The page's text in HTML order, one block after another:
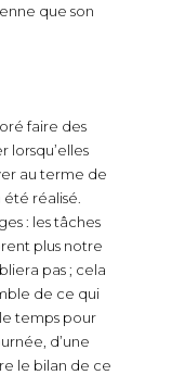
que son
faire des
lorsqu’elles
au terme de
réalisé.
: les tâches
plus notre
pas ; cela
de ce qui
temps pour
d’une
le bilan de ce